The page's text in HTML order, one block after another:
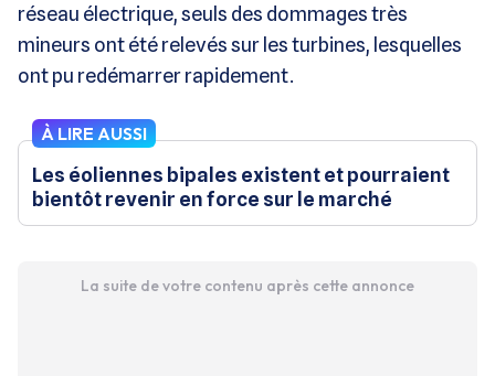
réseau électrique, seuls des dommages très
mineurs ont été relevés sur les turbines, lesquelles
ont pu redémarrer rapidement.
À LIRE AUSSI
Les éoliennes bipales existent et pourraient
bientôt revenir en force sur le marché
La suite de votre contenu après cette annonce